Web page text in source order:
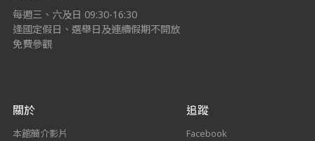
每週三、六及日 09:30-16:30
逢國定假日、選舉日及連續假期不開放
免費參觀
關於
本館簡介影片
追蹤
Facebook